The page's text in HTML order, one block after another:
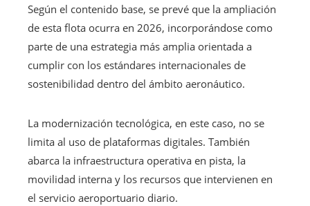
Según el contenido base, se prevé que la ampliación
de esta flota ocurra en 2026, incorporándose como
parte de una estrategia más amplia orientada a
cumplir con los estándares internacionales de
sostenibilidad dentro del ámbito aeronáutico.
La modernización tecnológica, en este caso, no se
limita al uso de plataformas digitales. También
abarca la infraestructura operativa en pista, la
movilidad interna y los recursos que intervienen en
el servicio aeroportuario diario.